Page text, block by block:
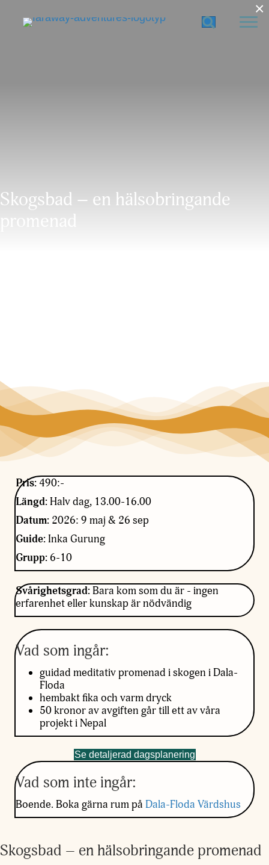
Skogsbad – en hälsobringande
promenad
Pris: 490:-
Längd:Halv dag, 13.00-16.00
Datum: 2026: 9 maj & 26 sep
Guide:Inka Gurung
Grupp: 6-10
Svårighetsgrad:Bara kom som du är - ingen
erfarenhet eller kunskap är nödvändig
Vad som ingår:
guidad meditativ promenad i skogen i Dala-
Floda
hembakt fika och varm dryck
50 kronor av avgiften går till ett av våra
projekt i Nepal
Se detaljerad dagsplanering
Vad som inte ingår:
Boende. Boka gärna rum på Dala-Floda Värdshus
Skogsbad – en hälsobringande promenad
×